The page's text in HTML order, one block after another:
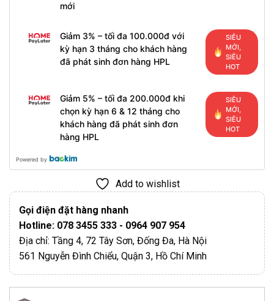
mới
Giảm 3% – tối đa 100.000đ với
kỳ hạn 3 tháng cho khách hàng
đã phát sinh đơn hàng HPL
SIÊU
MỚI,
SIÊU
HOT
Giảm 5% – tối đa 200.000đ khi
chọn kỳ hạn 6 & 12 tháng cho
khách hàng đã phát sinh đơn
hàng HPL
SIÊU
MỚI,
SIÊU
HOT
Powered by
Add to wishlist
Gọi điện đặt hàng nhanh
Hotline: 078 3455 333 - 0964 907 954
Địa chỉ: Tầng 4, 72 Tây Sơn, Đống Đa, Hà Nội
561 Nguyễn Đình Chiểu, Quận 3, Hồ Chí Minh